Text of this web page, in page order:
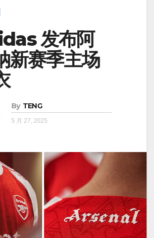
发布阿
新赛季主场
By TENG
5 月 27, 2025